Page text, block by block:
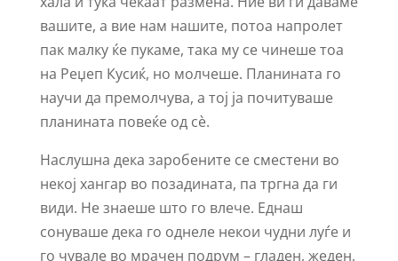
вашите, а вие нам нашите, потоа напролет
пак малку ќе пукаме, така му се чинеше тоа
на Реџеп Кусиќ, но молчеше. Планината го
научи да премолчува, а тој ја почитуваше
планината повеќе од сè.
Наслушна дека заробените се сместени во
некој хангар во позадината, па тргна да ги
види. Не знаеше што го влече. Еднаш
сонуваше дека го однеле некои чудни луѓе и
го чувале во мрачен подрум – гладен, жеден,